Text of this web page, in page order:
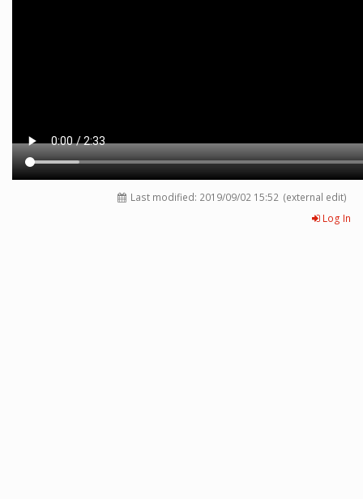
Last modified: 2019/09/02 15:52 (external edit)
Log In